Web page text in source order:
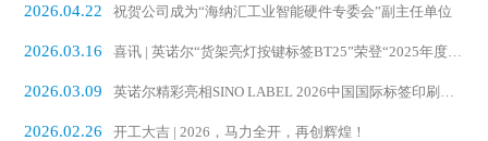
2026.04.22 祝贺公司成为“海纳汇工业智能硬件专委会”副主任单位
2026.03.16 喜讯 | 英诺尔“货架亮灯按键标签BT25”荣登“2025年度中国AIoT行业创新产品榜”
2026.03.09 英诺尔精彩亮相SINO LABEL 2026中国国际标签印刷技术展览会
2026.02.26 开工大吉 | 2026，马力全开，再创辉煌！